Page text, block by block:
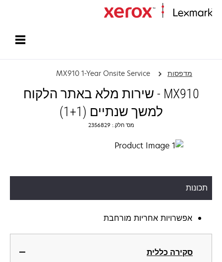
מדפסות MX910 1-Year Onsite Service
MX910 - שירות מלא באתר הלקוח
למשך שנתיים (1+1)
מס' חלק.: 2356829
תכונות
אפשרויות אחריות מורחבת
סקירה כללית